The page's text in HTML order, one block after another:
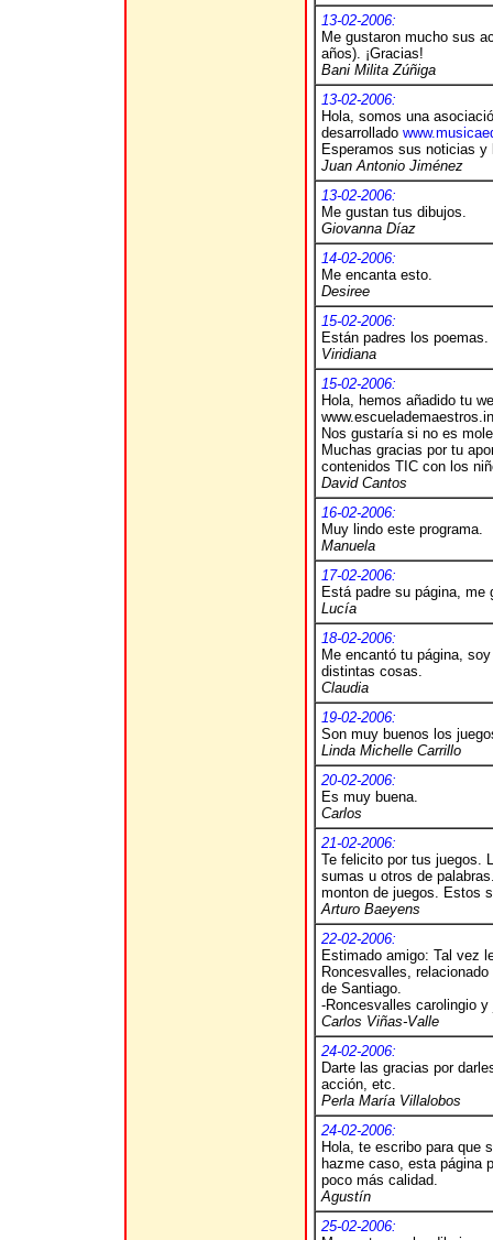
13-02-2006:
Me gustaron mucho sus
años). ¡Gracias!
Bani Milita Zúñiga
13-02-2006:
Hola, somos una
desarrollado
Esperamos sus noticias
Juan Antonio Jiménez
13-02-2006:
Me gustan tus dibujos.
Giovanna Díaz
14-02-2006:
Me encanta esto.
Desiree
15-02-2006:
Están padres los poemas.
Viridiana
15-02-2006:
Hola, hemos añadido tu
Nos gustaría si no es
Muchas gracias por tu
contenidos TIC con los
David Cantos
16-02-2006:
Muy lindo este programa.
Manuela
17-02-2006:
Está padre su página,
Lucía
18-02-2006:
Me encantó tu página,
distintas cosas.
Claudia
19-02-2006:
Son muy buenos los
Linda Michelle Carrillo
20-02-2006:
Es muy buena.
Carlos
21-02-2006:
Te felicito por tus juegos.
sumas u otros de
monton de juegos. Estos
Arturo Baeyens
22-02-2006:
Estimado amigo: Tal vez
Roncesvalles,
de Santiago.
-Roncesvalles carolingio
Carlos Viñas-Valle
24-02-2006:
Darte las gracias por
acción, etc.
Perla María Villalobos
24-02-2006:
Hola, te escribo para que
hazme caso, esta página
poco más calidad.
Agustín
25-02-2006: